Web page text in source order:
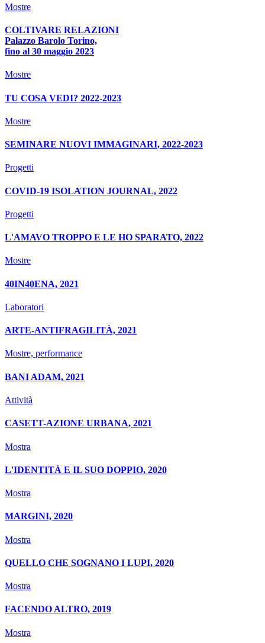
Mostre
COLTIVARE RELAZIONI
Palazzo Barolo Torino,
fino al 30 maggio 2023
Mostre
TU COSA VEDI? 2022-2023
Mostre
SEMINARE NUOVI IMMAGINARI, 2022-2023
Progetti
COVID-19 ISOLATION JOURNAL, 2022
Progetti
L'AMAVO TROPPO E LE HO SPARATO, 2022
Mostre
40IN40ENA, 2021
Laboratori
ARTE-ANTIFRAGILITÀ, 2021
Mostre, performance
BANI ADAM, 2021
Attività
CASETT-AZIONE URBANA, 2021
Mostra
L'IDENTITÀ E IL SUO DOPPIO, 2020
Mostra
MARGINI, 2020
Mostra
QUELLO CHE SOGNANO I LUPI, 2020
Mostra
FACENDO ALTRO, 2019
Mostra